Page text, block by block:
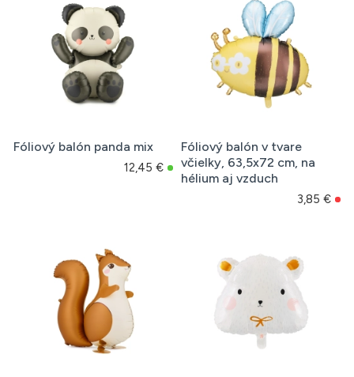
Fóliový balón panda mix
12,45 €
Fóliový balón v tvare
včielky, 63,5x72 cm, na
hélium aj vzduch
3,85 €